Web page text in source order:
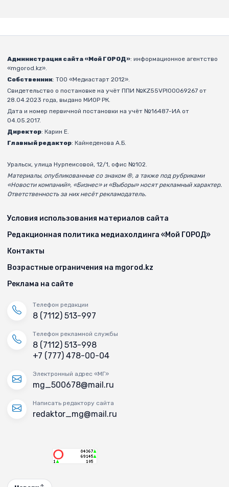
Администрация сайта «Мой ГОРОД»: информационное агентство
«mgorod.kz».
Собственник: ТОО «Медиастарт 2012».
Свидетельство о постановке на учёт ППИ №KZ55VPI00069267 от
28.04.2023 года, выдано МИОР РК.
Дата и номер первичной постановки на учёт №16487-ИА от
04.05.2017.
Директор: Карин Е.
Главный редактор: Кайнеденова А.Б.
Уральск, улица Нурпеисовой, 12/1, офис №102.
Материалы, опубликованные со знаком ®, а также под рубриками
«Новости компаний», «Бизнес» и «Выборы» носят рекламный характер.
Ответственность за них несёт рекламодатель.
Условия использования материалов сайта
Редакционная политика медиахолдинга «Мой ГОРОД»
Контакты
Возрастные ограничения на mgorod.kz
Реклама на сайте
Телефон редакции
8 (7112) 513-997
Телефон рекламной службы
8 (7112) 513-998
+7 (777) 478-00-04
Электронный адрес «МГ»
mg_500678@mail.ru
Написать редактору сайта
redaktor_mg@mail.ru